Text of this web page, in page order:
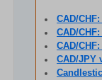
CAD/
CAD/
CAD/
CAD/JPY